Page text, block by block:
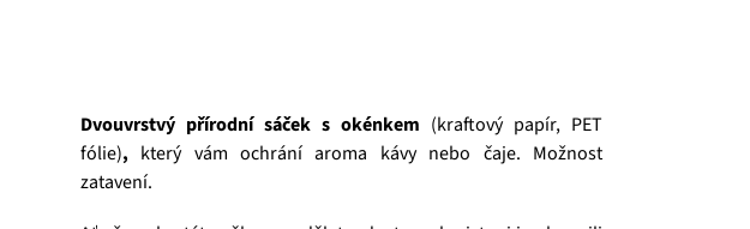
Dvouvrstvý přírodní sáček s okénkem (kraftový papír, PET
fólie), který vám ochrání aroma kávy nebo čaje. Možnost
zatavení.